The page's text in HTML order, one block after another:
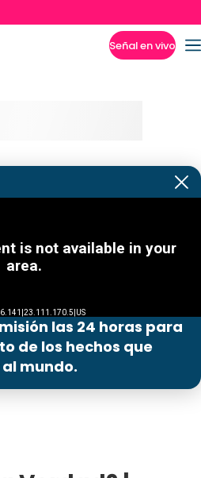
Señal en vivo
las 24 horas para
de los hechos que
mundo.